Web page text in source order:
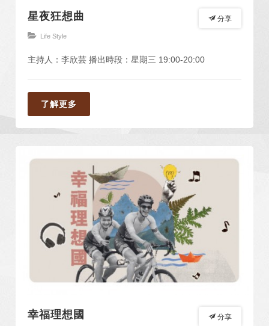
分享
星夜狂想曲
Life Style
主持人：李欣芸 播出時段：星期三 19:00-20:00
了解更多
分享
幸福理想國